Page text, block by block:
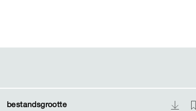
bestandsgrootte
bestandsgrootte